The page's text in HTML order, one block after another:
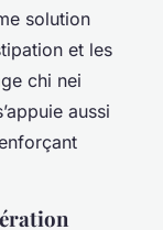
solution
et les
chi nei
aussi